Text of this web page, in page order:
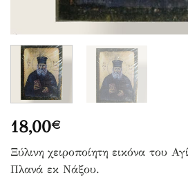
18,00€
Ξύλινη χειροποίητη εικόνα του
Πλανά εκ Νάξου.